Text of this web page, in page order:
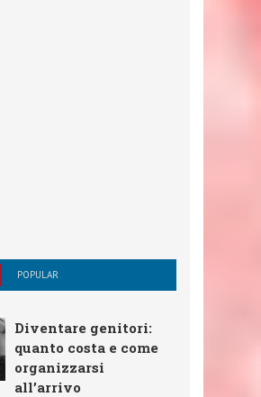
POPULAR
Diventare genitori:
quanto costa e come
organizzarsi
all’arrivo